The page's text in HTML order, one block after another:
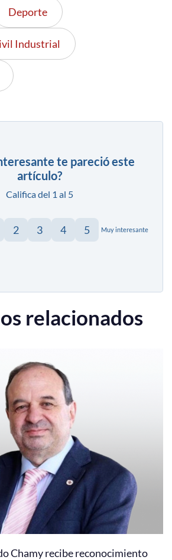
Deporte
Industrial
te pareció este
artículo?
Califica del 1 al 5
2 3 4 5 Muy interesante
relacionados
Chamy recibe reconocimiento